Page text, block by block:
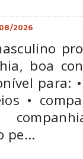
2026
boa
para:
•
pe...